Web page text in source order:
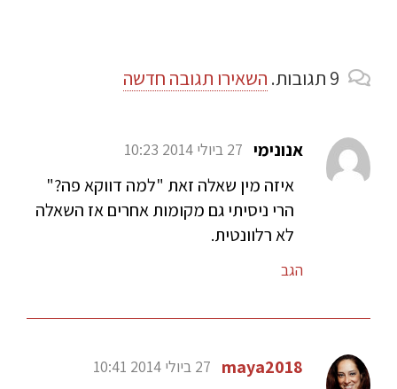
9 תגובות. השאירו תגובה חדשה
אנונימי 27 ביולי 2014 10:23
איזה מין שאלה זאת "למה דווקא פה?"
הרי ניסיתי גם מקומות אחרים אז השאלה
לא רלוונטית.
הגב
maya2018 27 ביולי 2014 10:41